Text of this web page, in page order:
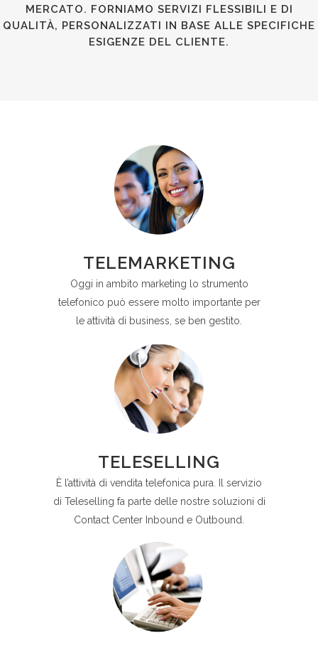
MERCATO. FORNIAMO SERVIZI FLESSIBILI E DI
QUALITÀ, PERSONALIZZATI IN BASE ALLE SPECIFICHE
ESIGENZE DEL CLIENTE.
TELEMARKETING
Oggi in ambito marketing lo strumento
telefonico può essere molto importante per
le attività di business, se ben gestito.
TELESELLING
È l’attività di vendita telefonica pura. Il servizio
di Teleselling fa parte delle nostre soluzioni di
Contact Center Inbound e Outbound.